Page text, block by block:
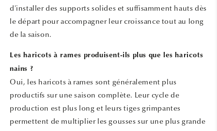
d'installer des supports solides et suffisamment hauts dès
le départ pour accompagner leur croissance tout au long
de la saison.
Les haricots à rames produisent-ils plus que les haricots
nains ?
Oui, les haricots à rames sont généralement plus
productifs sur une saison complète. Leur cycle de
production est plus long et leurs tiges grimpantes
permettent de multiplier les gousses sur une plus grande